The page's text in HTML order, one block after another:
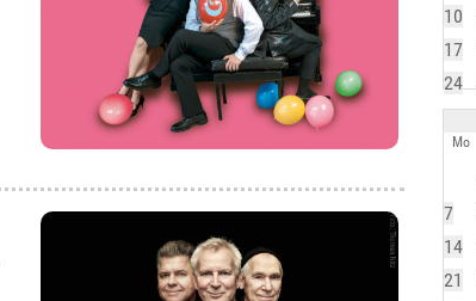
10
17
24
Mo
7
14
21